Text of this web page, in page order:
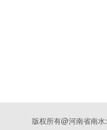
版权所有@河南省南